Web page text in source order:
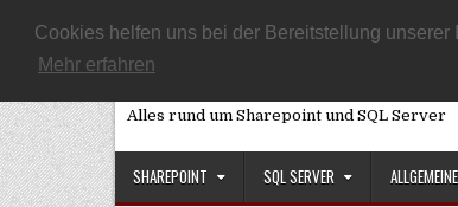
Cookies helfen uns bei der Bereitstellung
Mehr erfahren
content
START ARTIKEL ÜBERSICHT
SQL, Sharepoint und Co
Alles rund um Sharepoint und SQL Server
SHAREPOINT SQL SERVER